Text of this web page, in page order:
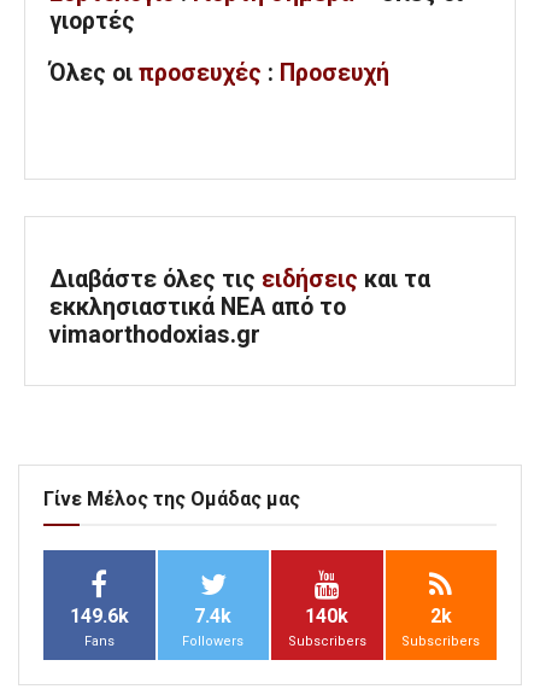
γιορτές
Όλες οι προσευχές : Προσευχή
Διαβάστε όλες τις ειδήσεις και τα
εκκλησιαστικά ΝΕΑ από το
vimaorthodoxias.gr
Γίνε Μέλος της Ομάδας μας
149.6k
Fans
7.4k
Followers
140k
Subscribers
2k
Subscribers